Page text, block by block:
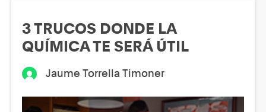
3 TRUCOS DONDE LA
QUÍMICA TE SERÁ ÚTIL
Jaume Torrella Timoner